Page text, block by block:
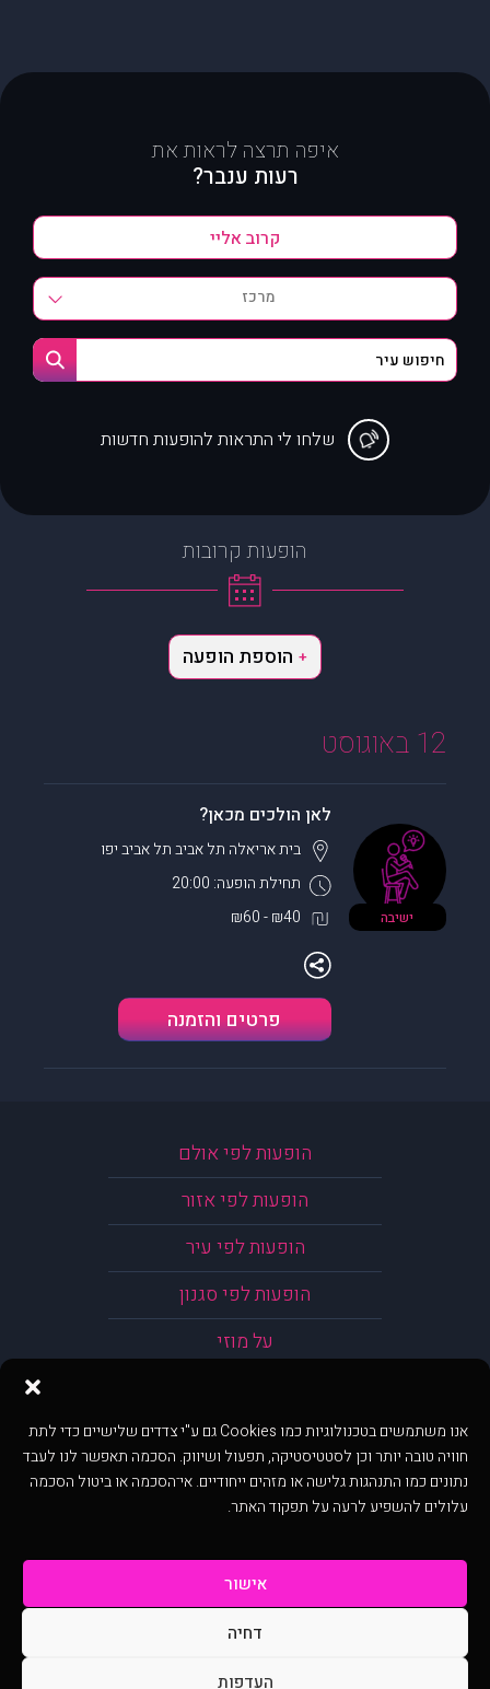
אנו משתמשים בטכנולוגיות כמו Cookies גם ע"י צדדים שלישיים כדי לתת
חוויה טובה יותר וכן לסטטיסטיקה, תפעול ושיווק. הסכמה תאפשר לנו לעבד
נתונים כמו התנהגות גלישה או מזהים ייחודיים. אי־הסכמה או ביטול הסכמה
עלולים להשפיע לרעה על תפקוד האתר.
אישור
דחיה
העדפות
איפה תרצה לראות את
רעות ענבר?
מרכז
שלחו לי התראות להופעות חדשות
הופעות קרובות
+ הוספת הופעה
12 באוגוסט
ישיבה
לאן הולכים מכאן?
תחילת הופעה: 20:00
בית אריאלה תל אביבתל אביב יפו
₪40 - ₪60
פרטים והזמנה
הופעות לפי אולם
הופעות לפי אזור
הופעות לפי עיר
הופעות לפי סגנון
על מוזי